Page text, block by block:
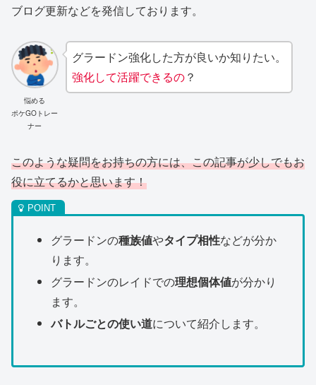
ブログ更新などを発信しております。
悩める
ポケGOトレー
ナー
グラードン強化した方が良いか知りたい。
強化して活躍できるの？
このような疑問をお持ちの方には、この記事が少しでもお
役に立てるかと思います！
グラードンの種族値やタイプ相性などが分か
ります。
グラードンのレイドでの理想個体値が分かり
ます。
バトルごとの使い道について紹介します。